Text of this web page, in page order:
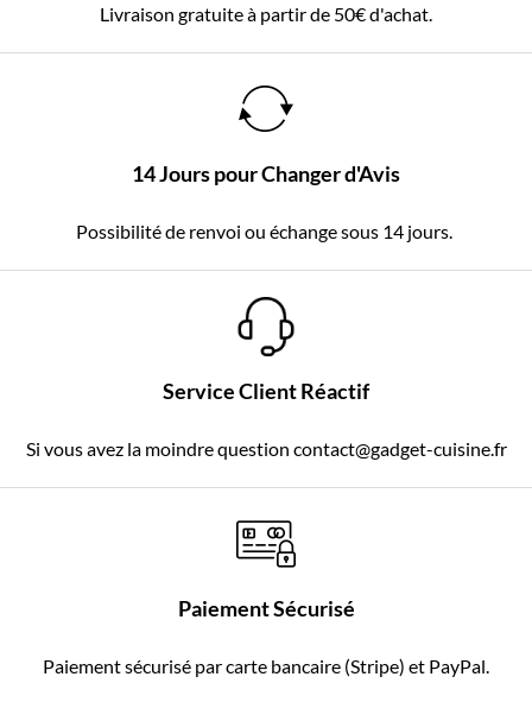
Livraison gratuite à partir de 50€ d'achat.
14 Jours pour Changer d'Avis
Possibilité de renvoi ou échange sous 14 jours.
Service Client Réactif
Si vous avez la moindre question contact@gadget-cuisine.fr
Paiement Sécurisé
Paiement sécurisé par carte bancaire (Stripe) et PayPal.